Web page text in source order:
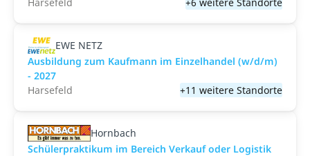
EWE NETZ
Ausbildung zum Kaufmann im Einzelhandel (w/d/m)
- 2027
Harsefeld
+11 weitere Standorte
Hornbach
Schülerpraktikum im Bereich Verkauf oder Logistik